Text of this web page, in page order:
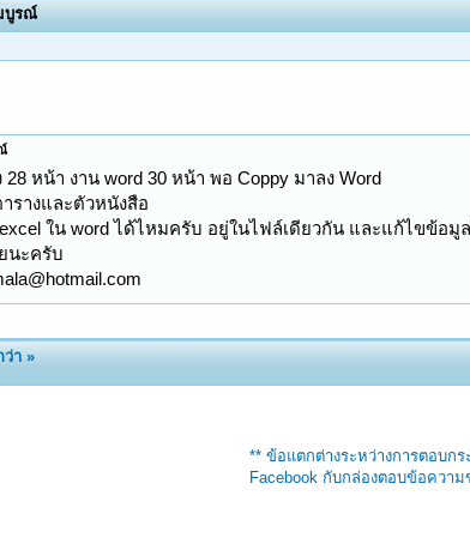
บูรณ์
หน้า งาน word 30 หน้า พอ Coppy มาลง Word
รางและตัวหนังสือ
ใน word ได้ไหมครับ อยู่ในไฟล์เดียวกัน และแก้ไขข้อมู
นะครับ
ว่า »
** ข้อแตกต่างระหว่างการตอบก
Facebook กับกล่องตอบข้อความ